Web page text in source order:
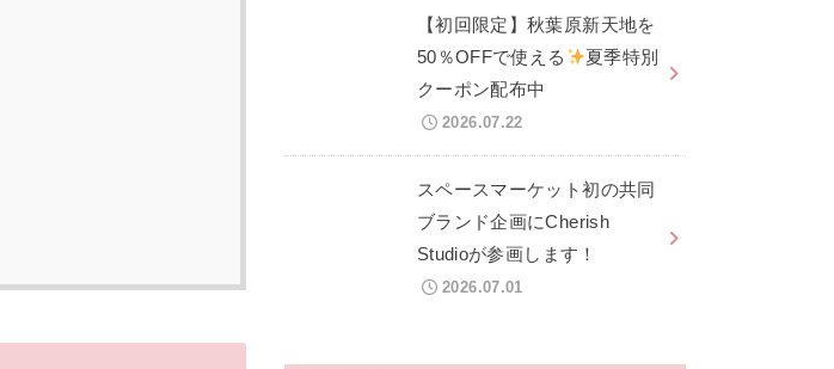
【初回限定】秋葉原新天地を
50％OFFで使える
夏季特別
クーポン配布中
2026.07.22
スペースマーケット初の共同
ブランド企画にCherish
Studioが参画します！
2026.07.01